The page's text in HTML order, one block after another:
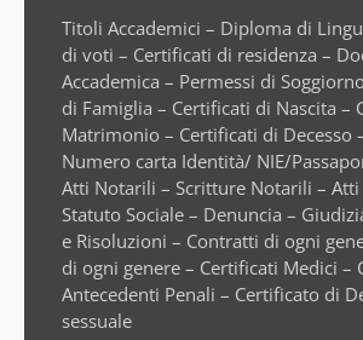
Titoli Accademici – Diploma di
di voti – Certificati di residenza –
Accademica – Permessi di
di Famiglia – Certificati di Nascita –
Matrimonio – Certificati di Decesso
Numero carta Identità/ NIE/
Atti Notarili – Scritture Notarili –
Statuto Sociale – Denuncia –
e Risoluzioni – Contratti di ogni
di ogni genere – Certificati Medici –
Antecedenti Penali – Certificato di
sessuale